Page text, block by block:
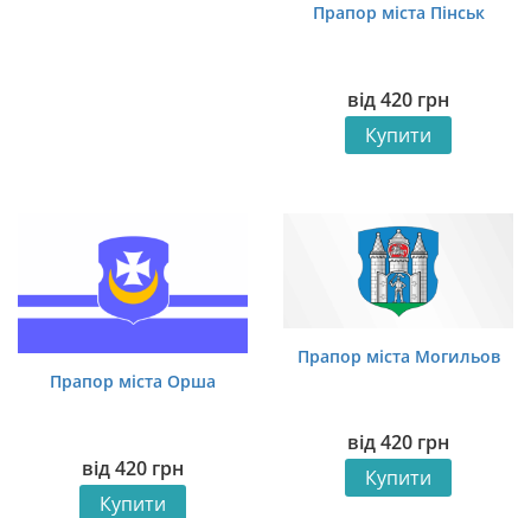
Прапор міста Пінськ
від420 грн
Купити
Прапор міста Орша
від420 грн
Купити
Прапор міста Могильов
від420 грн
Купити